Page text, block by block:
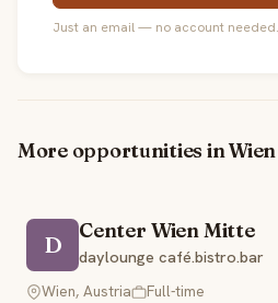
Just an email — no account needed.
More opportunities in Wien
D
Center Wien Mitte
daylounge café.bistro.bar
Wien, Austria
Full-time